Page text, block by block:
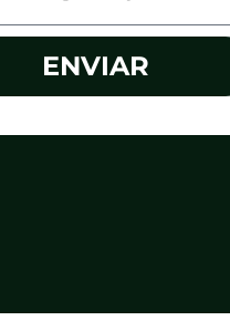
ENVIAR